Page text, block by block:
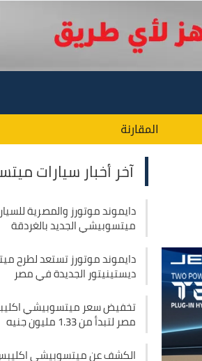
المقارنة
آخر أخبار سيارات
دايموند موتورز والمصرية
ميتسوبيشي الجديد بالغردقة
دايموند موتورز تستعد لطرح
ديستينيتور الجديدة في مصر
تخفيض سعر ميتسوبيشي
مصر لتبدأ من 1.33 مليون جنيه
الكشف عن ميتسوبيشي